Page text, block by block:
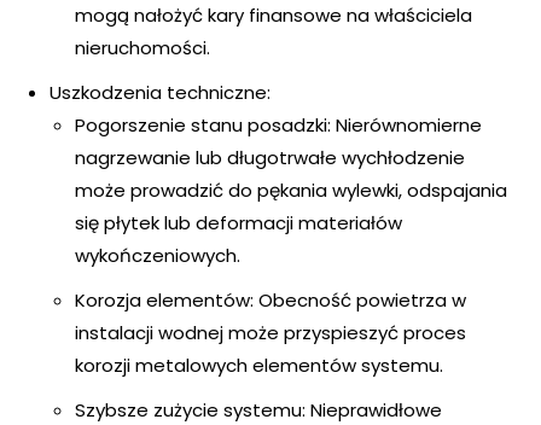
mogą nałożyć kary finansowe na właściciela
nieruchomości.
Uszkodzenia techniczne:
Pogorszenie stanu posadzki: Nierównomierne
nagrzewanie lub długotrwałe wychłodzenie
może prowadzić do pękania wylewki, odspajania
się płytek lub deformacji materiałów
wykończeniowych.
Korozja elementów: Obecność powietrza w
instalacji wodnej może przyspieszyć proces
korozji metalowych elementów systemu.
Szybsze zużycie systemu: Nieprawidłowe